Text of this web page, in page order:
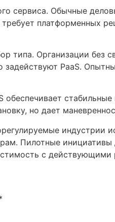
сервиса. Обычные
платформенных
типа. Организации без
PaaS.
но дает
индустрии
Пилотные
с